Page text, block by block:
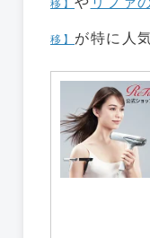
移】
移】 が特に人気